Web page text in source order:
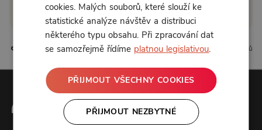
Koupit příspěvek
0 líbí 0 komentářů
cookies. Malých souborů, které slouží ke
statistické analýze návštěv a distribuci
některého typu obsahu. Při zpracování dat
se samozřejmě řídíme platnou legislativou.
PŘIJMOUT VŠECHNY COOKIES
PŘIJMOUT NEZBYTNÉ